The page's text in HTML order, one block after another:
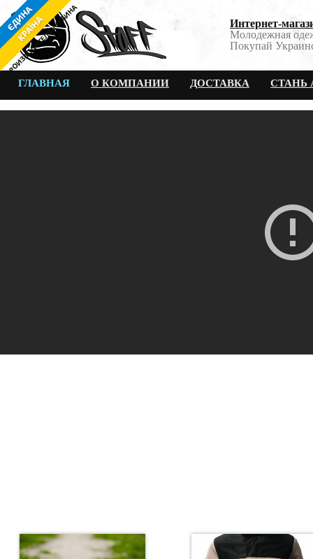
Интернет-
Молодежная
Покупай
ГЛАВНАЯ О КОМПАНИИ ДОСТАВКА СТАНЬ